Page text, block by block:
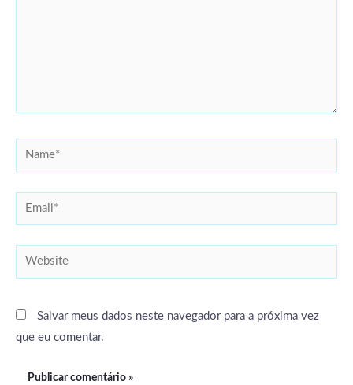
Name*
Email*
Website
Salvar meus dados neste navegador para a próxima vez
que eu comentar.